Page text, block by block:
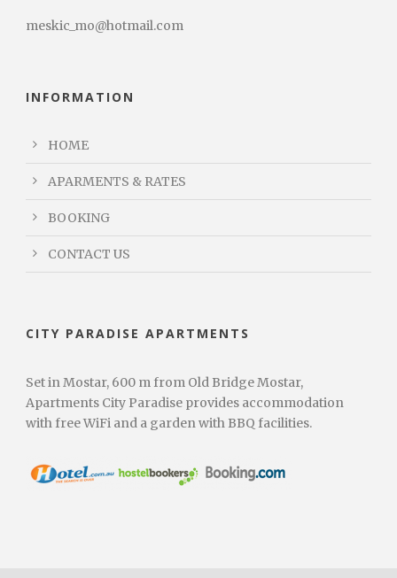
meskic_mo@hotmail.com
INFORMATION
HOME
APARMENTS & RATES
BOOKING
CONTACT US
CITY PARADISE APARTMENTS
Set in Mostar, 600 m from Old Bridge Mostar,
Apartments City Paradise provides accommodation
with free WiFi and a garden with BBQ facilities.